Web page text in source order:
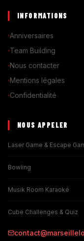
INFORMATIONS
Anniversaires
Team Building
Nous contacter
Mentions légales
Confidentialité
NOUS APPELER
Laser Game & Escape
Bowling
Musik Room Karaoké
Cube Challenges & Quiz